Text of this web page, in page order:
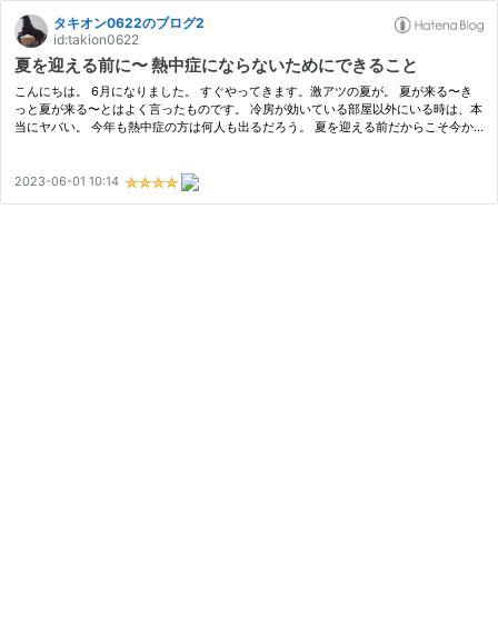
タキオン0622のブログ2
id:takion0622
夏を迎える前に〜 熱中症にならないためにできること
こんにちは。 6月になりました。 すぐやってきます。激アツの夏が。 夏が来る〜き
っと夏が来る〜とはよく言ったものです。 冷房が効いている部屋以外にいる時は、本
当にヤバい。 今年も熱中症の方は何人も出るだろう。 夏を迎える前だからこそ今か
2023-06-01 10:14